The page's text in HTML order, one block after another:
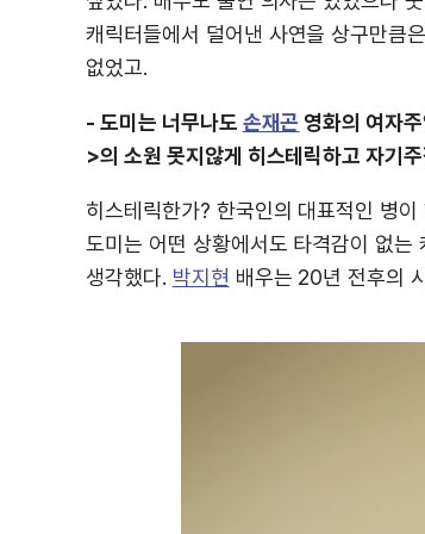
캐릭터들에서 덜어낸 사연을 상구만큼
없었고.
- 도미는 너무나도 손재곤 영화의 여자
>의 소원 못지않게 히스테릭하고 자기
히스테릭한가? 한국인의 대표적인 병
도미는 어떤 상황에서도 타격감이 없
생각했다. 박지현 배우는 20년 전후의